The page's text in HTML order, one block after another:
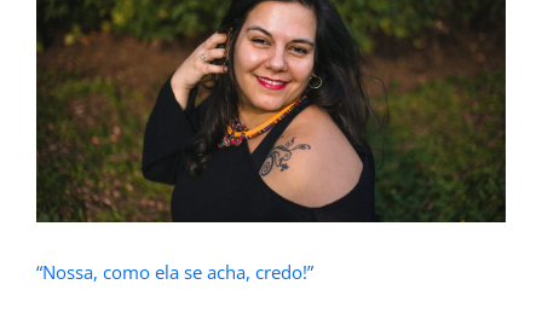
“Nossa, como ela se acha, credo!”
“Nossa, como ela se acha, credo!”